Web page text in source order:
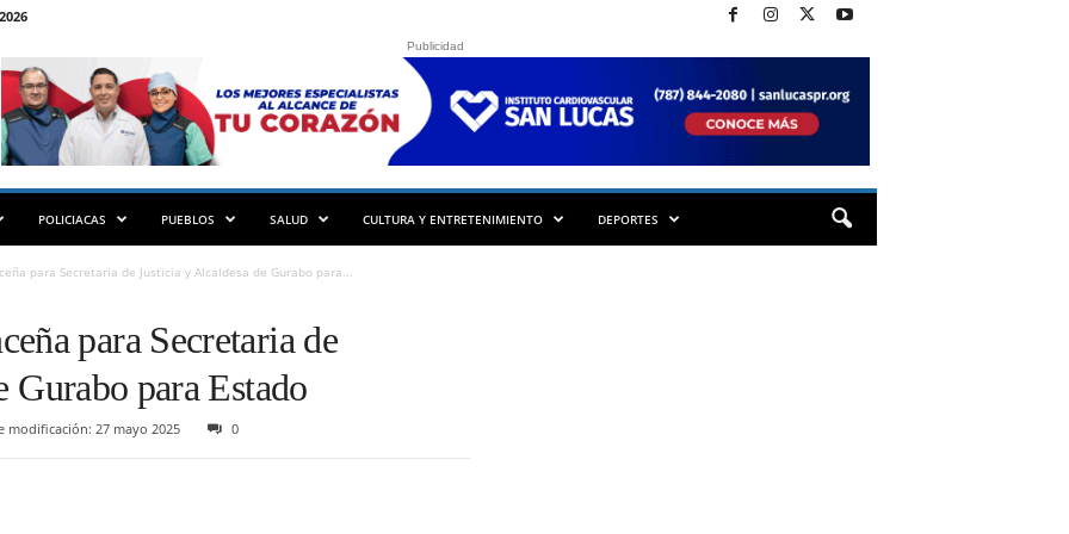
Publicidad
POLICIACAS PUEBLOS SALUD CULTURA Y ENTRETENIMIENTO DEPORTES
para Secretaria de Justicia y Alcaldesa de Gurabo para...
para Secretaria de
Gurabo para Estado
modificación: 27 mayo 2025 0